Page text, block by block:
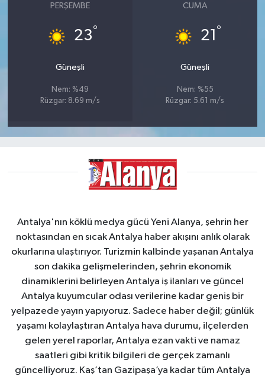
PERŞEMBE
23°
Güneşli
Nem: %49
Rüzgar: 8.69 m/s
CUMA
21 °
Güneşli
Nem: %55
Rüzgar: 5.61 m/s
Antalya'nın köklü medya gücü Yeni Alanya, şehrin her
noktasından en sıcak Antalya haber akışını anlık olarak
okurlarına ulaştırıyor. Turizmin kalbinde yaşanan Antalya
son dakika gelişmelerinden, şehrin ekonomik
dinamiklerini belirleyen Antalya iş ilanları ve güncel
Antalya kuyumcular odası verilerine kadar geniş bir
yelpazede yayın yapıyoruz. Sadece haber değil; günlük
yaşamı kolaylaştıran Antalya hava durumu, ilçelerden
gelen yerel raporlar, Antalya ezan vakti ve namaz
saatleri gibi kritik bilgileri de gerçek zamanlı
güncelliyoruz. Kaş’tan Gazipaşa’ya kadar tüm Antalya